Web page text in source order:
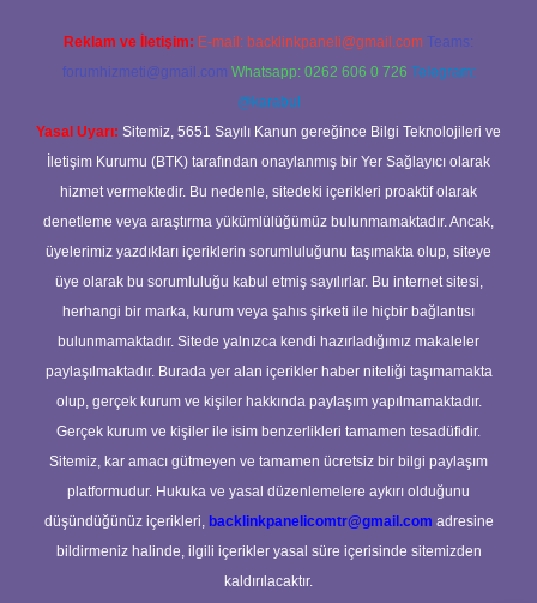
Reklam ve İletişim: E-mail: backlinkpaneli@gmail.com Teams:
forumhizmeti@gmail.com Whatsapp: 0262 606 0 726 Telegram:
@karabul
Yasal Uyarı: Sitemiz, 5651 Sayılı Kanun gereğince Bilgi Teknolojileri ve
İletişim Kurumu (BTK) tarafından onaylanmış bir Yer Sağlayıcı olarak
hizmet vermektedir. Bu nedenle, sitedeki içerikleri proaktif olarak
denetleme veya araştırma yükümlülüğümüz bulunmamaktadır. Ancak,
üyelerimiz yazdıkları içeriklerin sorumluluğunu taşımakta olup, siteye
üye olarak bu sorumluluğu kabul etmiş sayılırlar. Bu internet sitesi,
herhangi bir marka, kurum veya şahıs şirketi ile hiçbir bağlantısı
bulunmamaktadır. Sitede yalnızca kendi hazırladığımız makaleler
paylaşılmaktadır. Burada yer alan içerikler haber niteliği taşımamakta
olup, gerçek kurum ve kişiler hakkında paylaşım yapılmamaktadır.
Gerçek kurum ve kişiler ile isim benzerlikleri tamamen tesadüfidir.
Sitemiz, kar amacı gütmeyen ve tamamen ücretsiz bir bilgi paylaşım
platformudur. Hukuka ve yasal düzenlemelere aykırı olduğunu
düşündüğünüz içerikleri, backlinkpanelicomtr@gmail.com adresine
bildirmeniz halinde, ilgili içerikler yasal süre içerisinde sitemizden
kaldırılacaktır.